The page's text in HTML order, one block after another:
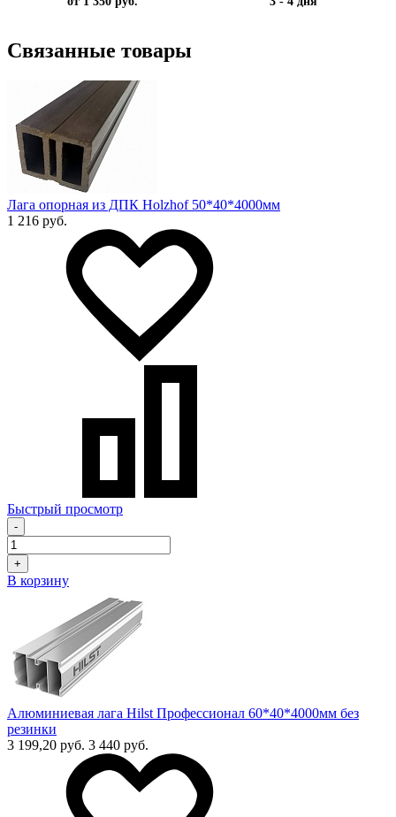
Связанные товары
Лага опорная из ДПК Holzhof 50*40*4000мм
1 216 руб.
Быстрый просмотр
-
+
В корзину
Алюминиевая лага Hilst Профессионал 60*40*4000мм без
резинки
3 199,20 руб. 3 440 руб.